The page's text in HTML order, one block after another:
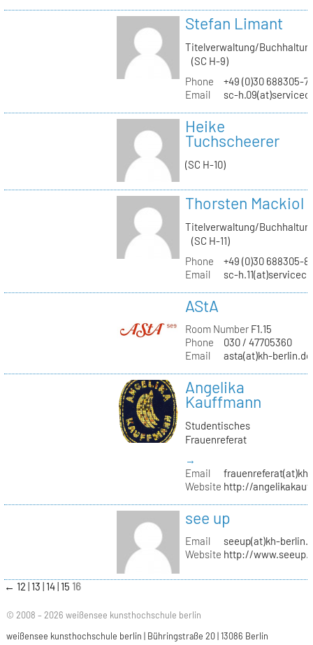
Stefan Limant
Titelverwaltung/
(SC H-9)
Phone
+49 (0)30 688305-
Email
sc-
Heike
Tuchscheerer
(SC H-10)
Thorsten Mackiol
Titelverwaltung/
(SC H-11)
Phone
+49 (0)30 688305-
Email
sc-
AStA
Room NumberF1.15
Phone
030 / 47705360
Email
asta(at)kh-berlin.de
Angelika
Kauffmann
Studentisches
Frauenreferat
→
Email
Website http://
see up
Email
seeup(at)kh-
Website http://
← 12 13 14 15 16
© 2008 – 2026 weißensee kunsthochschule berlin
weißensee kunsthochschule berlin | Bühringstraße 20 | 13086 Berlin